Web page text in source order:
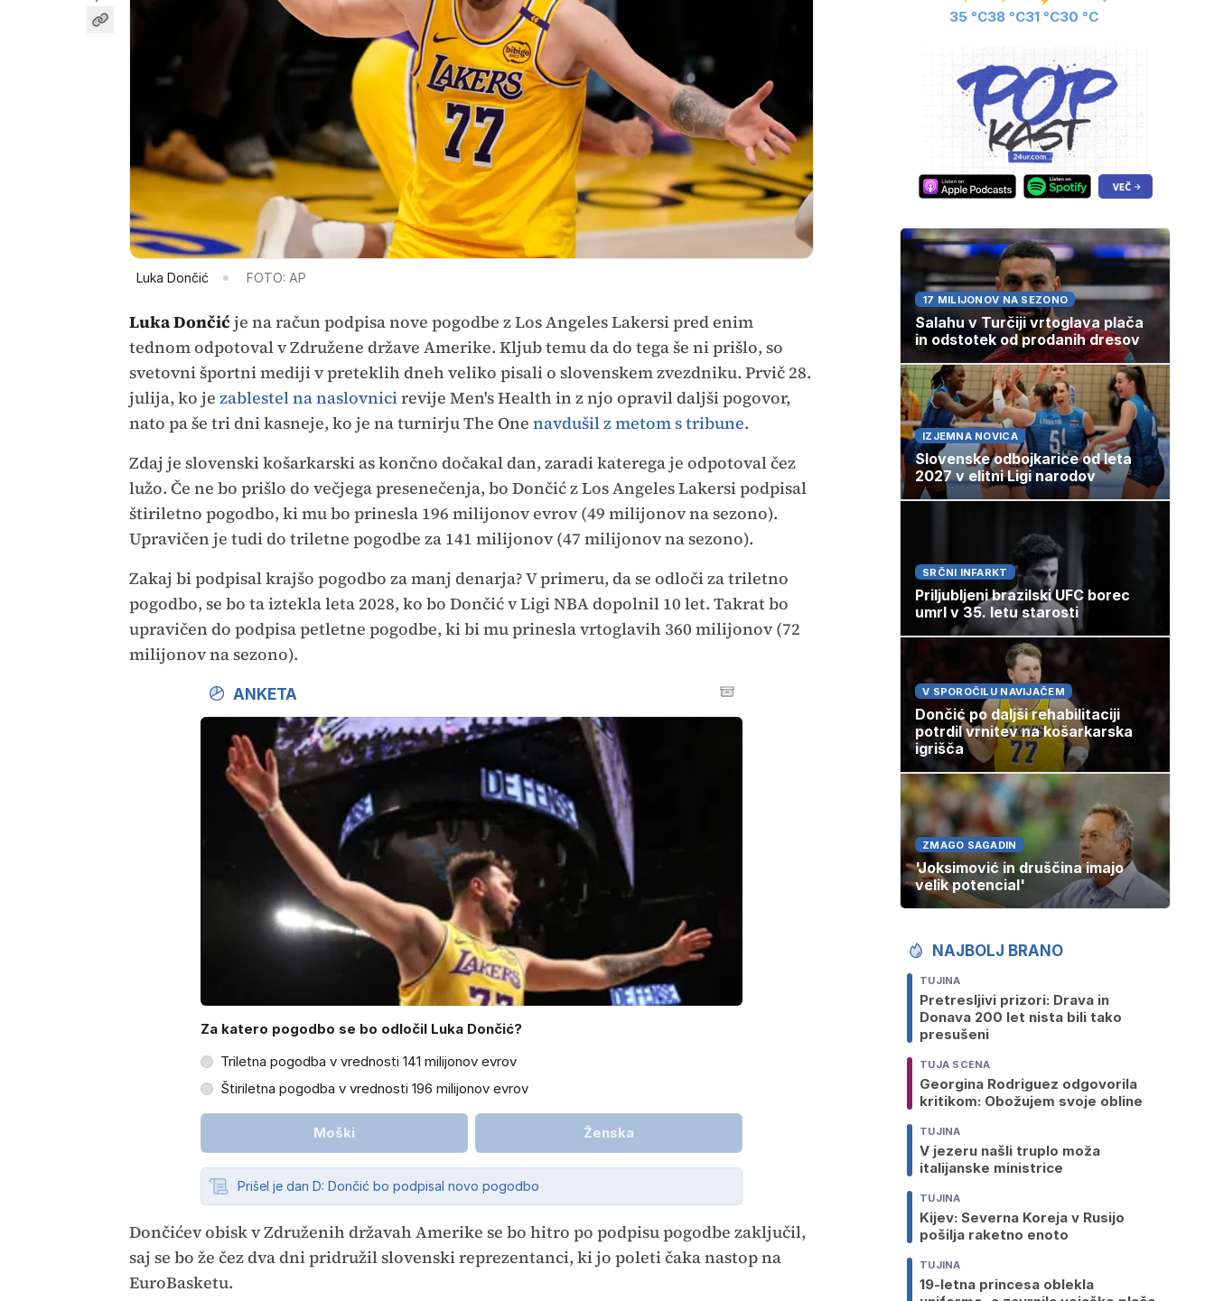
Luka Dončić FOTO: AP
Luka Dončić je na račun podpisa nove pogodbe z Los Angeles Lakersi pred enim
tednom odpotoval v Združene države Amerike. Kljub temu da do tega še ni prišlo, so
svetovni športni mediji v preteklih dneh veliko pisali o slovenskem zvezdniku. Prvič 28.
julija, ko je zablestel na naslovnicirevije Men's Health in z njo opravil daljši pogovor,
nato pa še tri dni kasneje, ko je na turnirju The One navdušil z metom s tribune.
Zdaj je slovenski košarkarski as končno dočakal dan, zaradi katerega je odpotoval čez
lužo. Če ne bo prišlo do večjega presenečenja, bo Dončić z Los Angeles Lakersi podpisal
štiriletno pogodbo, ki mu bo prinesla 196 milijonov evrov (49 milijonov na sezono).
Upravičen je tudi do triletne pogodbe za 141 milijonov (47 milijonov na sezono).
Zakaj bi podpisal krajšo pogodbo za manj denarja? V primeru, da se odloči za triletno
pogodbo, se bo ta iztekla leta 2028, ko bo Dončić v Ligi NBA dopolnil 10 let. Takrat bo
upravičen do podpisa petletne pogodbe, ki bi mu prinesla vrtoglavih 360 milijonov (72
milijonov na sezono).
ANKETA
Za katero pogodbo se bo odločil Luka Dončić?
Triletna pogodba v vrednosti 141 milijonov evrov
Štiriletna pogodba v vrednosti 196 milijonov evrov
Moški Ženska
Prišel je dan D: Dončić bo podpisal novo pogodbo
Dončićev obisk v Združenih državah Amerike se bo hitro po podpisu pogodbe zaključil,
saj se bo že čez dva dni pridružil slovenski reprezentanci, ki jo poleti čaka nastop na
EuroBasketu.
35 °C38 °C31 °C30 °C
17 MILIJONOV NA SEZONO
Salahu v Turčiji vrtoglava plača
in odstotek od prodanih dresov
IZJEMNA NOVICA
Slovenske odbojkarice od leta
2027 v elitni Ligi narodov
SRČNI INFARKT
Priljubljeni brazilski UFC borec
umrl v 35. letu starosti
V SPOROČILU NAVIJAČEM
Dončić po daljši rehabilitaciji
potrdil vrnitev na košarkarska
igrišča
ZMAGO SAGADIN
'Joksimović in druščina imajo
velik potencial'
NAJBOLJ BRANO
TUJINA
Pretresljivi prizori: Drava in
Donava 200 let nista bili tako
presušeni
TUJA SCENA
Georgina Rodriguez odgovorila
kritikom: Obožujem svoje obline
TUJINA
V jezeru našli truplo moža
italijanske ministrice
TUJINA
Kijev: Severna Koreja v Rusijo
pošilja raketno enoto
TUJINA
19-letna princesa oblekla